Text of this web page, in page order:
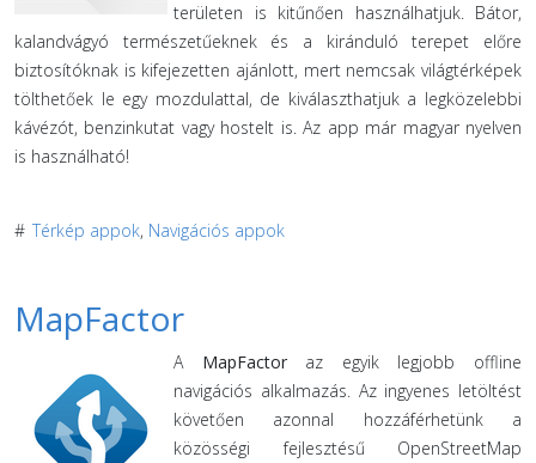
területen is kitűnően használhatjuk. Bátor,
kalandvágyó természetűeknek és a kiránduló terepet előre
biztosítóknak is kifejezetten ajánlott, mert nemcsak világtérképek
tölthetőek le egy mozdulattal, de kiválaszthatjuk a legközelebbi
kávézót, benzinkutat vagy hostelt is. Az app már magyar nyelven
is használható!
# Térkép appok, Navigációs appok
MapFactor
A MapFactoraz egyik legjobb offline
navigációs alkalmazás. Az ingyenes letöltést
követően azonnal hozzáférhetünk a
közösségi fejlesztésű OpenStreetMap